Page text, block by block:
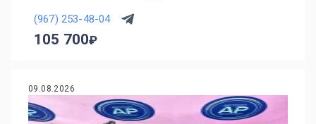
(967) 253-48-04
105 700
09.08.2026